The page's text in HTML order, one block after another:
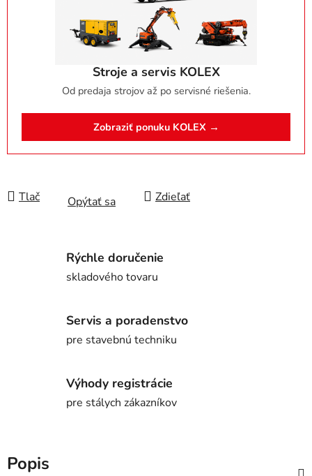
Stroje a servis KOLEX
Od predaja strojov až po servisné riešenia.
Zobraziť ponuku KOLEX →
Tlač Opýtať sa Zdieľať
Rýchle doručenie
skladového tovaru
Servis a poradenstvo
pre stavebnú techniku
Výhody registrácie
pre stálych zákazníkov
Popis